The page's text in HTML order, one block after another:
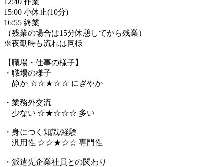
15:00 小休止(10分)
16:55 終業
（残業の場合は15分休憩してから残業）
※夜勤時も流れは同様
【職場・仕事の様子】
・職場の様子
静か ☆☆★☆☆ にぎやか
・業務外交流
少ない ☆★☆☆☆ 多い
・身につく知識/経験
汎用性 ☆☆★☆☆ 専門性
・派遣先企業社員との関わり